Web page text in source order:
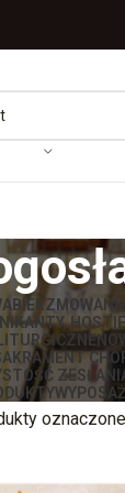
BIERZMOWANIE